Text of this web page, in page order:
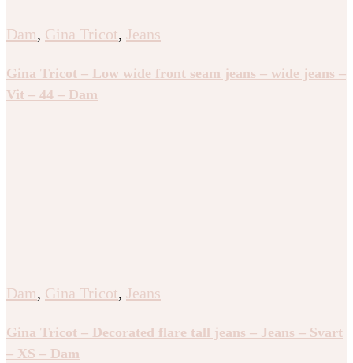
Dam, Gina Tricot, Jeans
Gina Tricot – Low wide front seam jeans – wide jeans –
Vit – 44 – Dam
Dam, Gina Tricot, Jeans
Gina Tricot – Decorated flare tall jeans – Jeans – Svart
– XS – Dam